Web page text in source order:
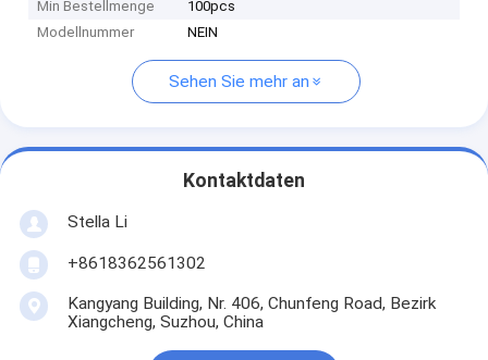
Min Bestellmenge
100pcs
Modellnummer
NEIN
Sehen Sie mehr an
Kontaktdaten
Stella Li
+8618362561302
Kangyang Building, Nr. 406, Chunfeng Road, Bezirk
Xiangcheng, Suzhou, China